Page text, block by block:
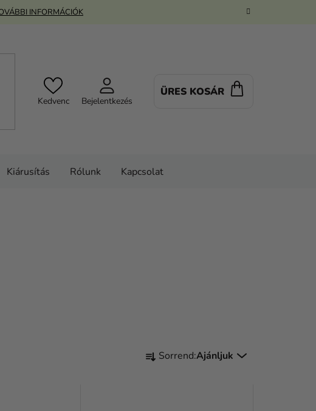
INFORMÁCIÓK
Kedvenc Bejelentkezés
ÜRES KOSÁR
Kiárusítás Rólunk Kapcsolat
T Sorrend:Ajánljuk